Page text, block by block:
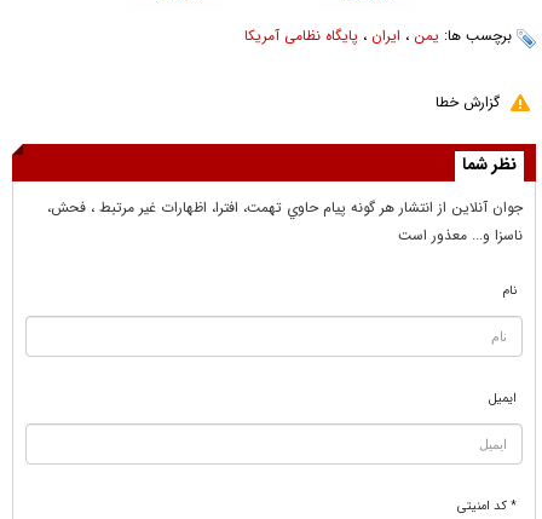
برچسب ها: یمن ، ایران ، پایگاه نظامی آمریکا
گزارش خطا
نظر شما
جوان آنلاين از انتشار هر گونه پيام حاوي تهمت، افترا، اظهارات غير مرتبط ، فحش،
ناسزا و... معذور است
نام
ایمیل
* کد امنیتی